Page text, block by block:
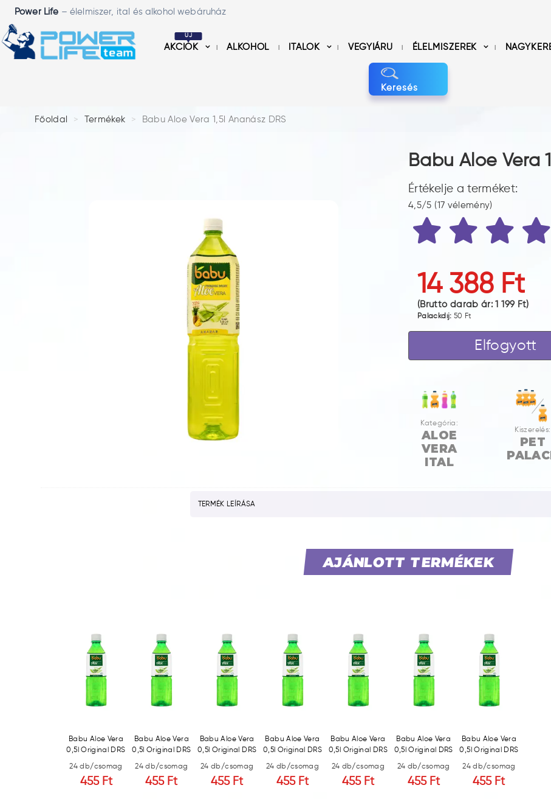
Power Life – élelmiszer, ital és alkohol webáruház
ÚJ
AKCIÓK ALKOHOL ITALOK VEGYIÁRU ÉLELMISZEREK
Keresés
Főoldal Termékek Babu Aloe Vera 1,5l Ananász DRS
Babu Aloe Vera
Értékelje a terméket:
4,5/5 (17 vélemény)
14 388 Ft
(Bruttó darab ár:1 199 Ft)
Palackdíj: 50 Ft
Elfogyott
Kategória:
ALOE
VERA
ITAL
Kiszerelés:
PET
TERMÉK LEÍRÁSA
AJÁNLOTT TERMÉKEK
Babu Aloe Vera
0,5l Original DRS
24 db/csomag
455 Ft
Babu Aloe Vera
0,5l Original DRS
24 db/csomag
455 Ft
Babu Aloe Vera
0,5l Original DRS
24 db/csomag
455 Ft
Babu Aloe Vera
0,5l Original DRS
24 db/csomag
455 Ft
Babu Aloe Vera
0,5l Original DRS
24 db/csomag
455 Ft
Babu Aloe Vera
0,5l Original DRS
24 db/csomag
455 Ft
Babu Aloe Vera
0,5l Original DRS
24 db/csomag
455 Ft